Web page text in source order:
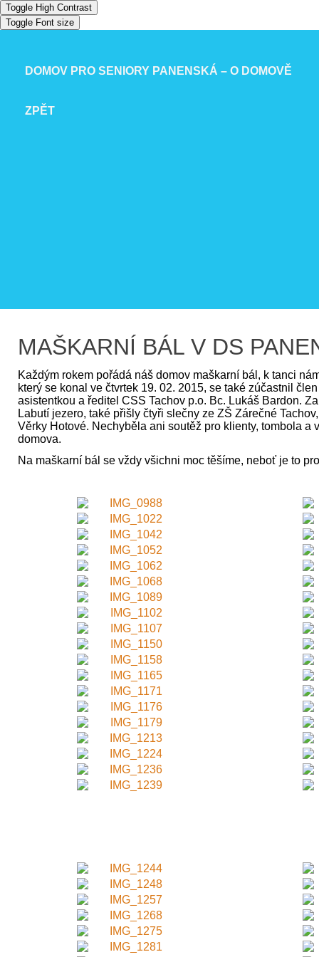
Toggle High Contrast
Toggle Font size
DOMOV PRO SENIORY PANENSKÁ – O DOMOVĚ
ZPĚT
MAŠKARNÍ BÁL V DS
Každým rokem pořádá náš domov maškarní bál, k tanci
který se konal ve čtvrtek 19. 02. 2015, se také zúčastnil
asistentkou a ředitel CSS Tachov p.o. Bc. Lukáš Bardon.
Labutí jezero, také přišly čtyři slečny ze ZŠ Zárečné
Věrky Hotové. Nechyběla ani soutěž pro klienty, tombola
domova.
Na maškarní bál se vždy všichni moc těšíme, neboť je to